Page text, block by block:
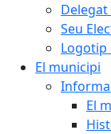
Delegat
Seu
Logotip
El municipi
El